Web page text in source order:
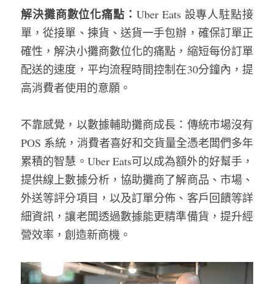
解決攤商數位化痛點： Uber Eats 設專人駐點接
單，從接單、揀貨、送貨一手包辦，確保訂單正
確性，解決小攤商數位化的痛點，縮短每份訂單
配送的速度，平均流程時間控制在30分鐘內，提
高消費者使用的意願。
不靠感覺，以數據輔助攤商成長：傳統市場沒有
POS 系統，消費者喜好和交貨量全憑老闆們多年
累積的智慧。Uber Eats可以成為額外的好幫手，
提供線上數據分析，協助攤商了解商品、市場、
外送等評分項目，以及訂單分佈、客戶回饋等詳
細資訊，讓老闆透過數據能更精準備貨，提升經
營效率，創造新商機。